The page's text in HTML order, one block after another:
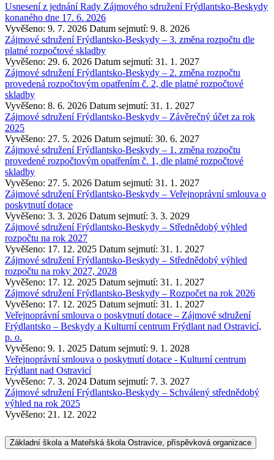
Usnesení z jednání Rady Zájmového sdružení Frýdlantsko-Beskydy
konaného dne 17. 6. 2026
Vyvěšeno: 9. 7. 2026 Datum sejmutí: 9. 8. 2026
Zájmové sdružení Frýdlantsko-Beskydy – 3. změna rozpočtu dle
platné rozpočtové skladby
Vyvěšeno: 29. 6. 2026 Datum sejmutí: 31. 1. 2027
Zájmové sdružení Frýdlantsko-Beskydy – 2. změna rozpočtu
provedená rozpočtovým opatřením č. 2, dle platné rozpočtové
skladby
Vyvěšeno: 8. 6. 2026 Datum sejmutí: 31. 1. 2027
Zájmové sdružení Frýdlantsko-Beskydy – Závěrečný účet za rok
2025
Vyvěšeno: 27. 5. 2026 Datum sejmutí: 30. 6. 2027
Zájmové sdružení Frýdlantsko-Beskydy – 1. změna rozpočtu
provedené rozpočtovým opatřením č. 1, dle platné rozpočtové
skladby
Vyvěšeno: 27. 5. 2026 Datum sejmutí: 31. 1. 2027
Zájmové sdružení Frýdlantsko-Beskydy – Veřejnoprávní smlouva o
poskytnutí dotace
Vyvěšeno: 3. 3. 2026 Datum sejmutí: 3. 3. 2029
Zájmové sdružení Frýdlantsko-Beskydy – Střednědobý výhled
rozpočtu na rok 2027
Vyvěšeno: 17. 12. 2025 Datum sejmutí: 31. 1. 2027
Zájmové sdružení Frýdlantsko-Beskydy – Střednědobý výhled
rozpočtu na roky 2027, 2028
Vyvěšeno: 17. 12. 2025 Datum sejmutí: 31. 1. 2027
Zájmové sdružení Frýdlantsko-Beskydy – Rozpočet na rok 2026
Vyvěšeno: 17. 12. 2025 Datum sejmutí: 31. 1. 2027
Veřejnoprávní smlouva o poskytnutí dotace – Zájmové sdružení
Frýdlantsko – Beskydy a Kulturní centrum Frýdlant nad Ostravicí,
p. o.
Vyvěšeno: 9. 1. 2025 Datum sejmutí: 9. 1. 2028
Veřejnoprávní smlouva o poskytnutí dotace - Kulturní centrum
Frýdlant nad Ostravicí
Vyvěšeno: 7. 3. 2024 Datum sejmutí: 7. 3. 2027
Zájmové sdružení Frýdlantsko-Beskydy – Schválený střednědobý
výhled na rok 2025
Vyvěšeno: 21. 12. 2022
Základní škola a Mateřská škola Ostravice, příspěvková organizace